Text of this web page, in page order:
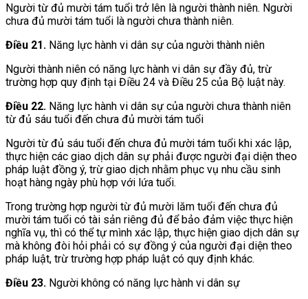
Người từ đủ mười tám tuổi trở lên là người thành niên. Người
chưa đủ mười tám tuổi là người chưa thành niên.
Điều 21. Năng lực hành vi dân sự của người thành niên
Người thành niên có năng lực hành vi dân sự đầy đủ, trừ
trường hợp quy định tại Điều 24 và Điều 25 của Bộ luật này.
Điều 22. Năng lực hành vi dân sự của người chưa thành niên
từ đủ sáu tuổi đến chưa đủ mười tám tuổi
Người từ đủ sáu tuổi đến chưa đủ mười tám tuổi khi xác lập,
thực hiện các giao dịch dân sự phải được người đại diện theo
pháp luật đồng ý, trừ giao dịch nhằm phục vụ nhu cầu sinh
hoạt hàng ngày phù hợp với lứa tuổi.
Trong trường hợp người từ đủ mười lăm tuổi đến chưa đủ
mười tám tuổi có tài sản riêng đủ để bảo đảm việc thực hiện
nghĩa vụ, thì có thể tự mình xác lập, thực hiện giao dịch dân sự
mà không đòi hỏi phải có sự đồng ý của người đại diện theo
pháp luật, trừ trường hợp pháp luật có quy định khác.
Điều 23. Người không có năng lực hành vi dân sự